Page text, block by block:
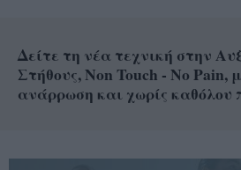
Δείτε τη νέα τεχνική στην
Στήθους, Non Touch - No Pain,
ανάρρωση και χωρίς καθόλου